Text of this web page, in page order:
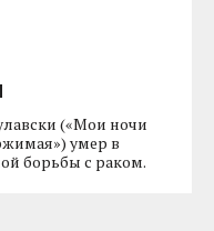
(«Мои ночи
умер в
борьбы с раком.